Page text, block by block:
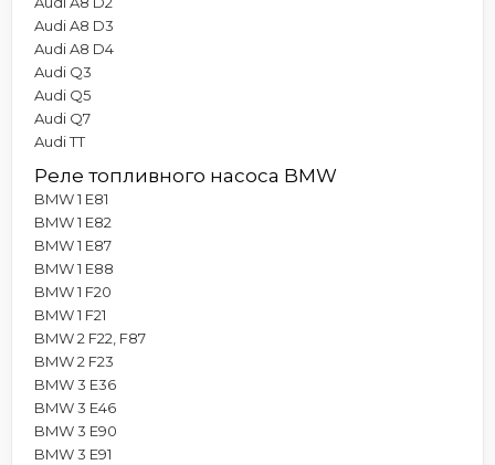
Audi A8 D3
Audi A8 D4
Audi Q3
Audi Q5
Audi Q7
Audi TT
Реле топливного насоса BMW
BMW 1 E81
BMW 1 E82
BMW 1 E87
BMW 1 E88
BMW 1 F20
BMW 1 F21
BMW 2 F22, F87
BMW 2 F23
BMW 3 E36
BMW 3 E46
BMW 3 E90
BMW 3 E91